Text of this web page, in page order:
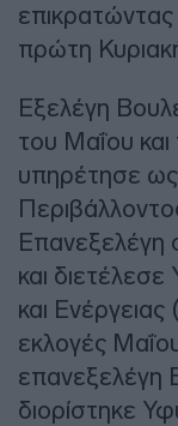
πρώτη
Εξελέγη
του Μαΐου και
υπηρέτησε
Επανεξελέγη
και
και
εκλογές
επανεξελέγη
διορίστηκε